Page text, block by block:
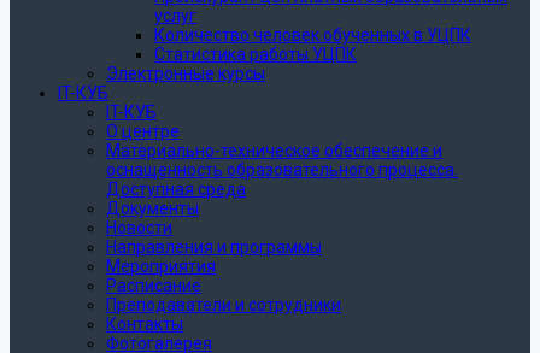
услуг
Количество человек обученных в УЦПК
Статистика работы УЦПК
Электронные курсы
IT-КУБ
IT-КУБ
О центре
Материально-техническое обеспечение и
оснащенность образовательного процесса.
Доступная среда
Документы
Новости
Направления и программы
Мероприятия
Расписание
Преподаватели и сотрудники
Контакты
Фотогалерея